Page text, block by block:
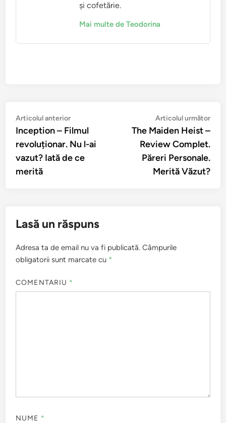
și cofetărie.
Mai multe de Teodorina
Navigare
în
articole
Articolul anteriorArticolul
anterior:
Inception – Filmul
revoluționar. Nu l-ai
vazut? Iată de ce
merită
Articolul următor
The Maiden Heist –
Review Complet.
Păreri Personale.
Merită Văzut?
Lasă un răspuns
Adresa ta de email nu va fi publicată. Câmpurile
obligatorii sunt marcate cu *
COMENTARIU *
NUME *